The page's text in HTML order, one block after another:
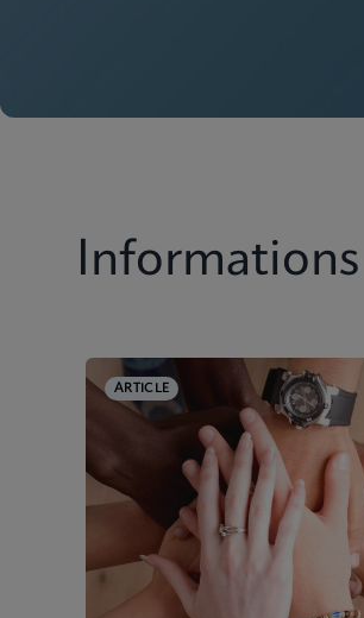
Informations
ARTICLE